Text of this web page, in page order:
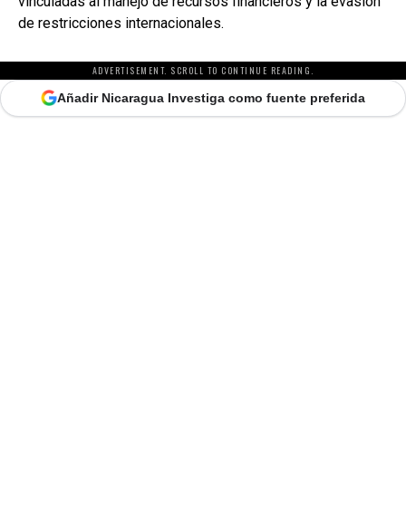
de restricciones internacionales.
ADVERTISEMENT. SCROLL TO CONTINUE READING.
Añadir Nicaragua Investiga como fuente preferida